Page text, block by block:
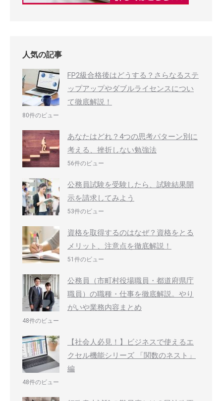
人気の記事
FP2級合格後はどうする？さらなるステ
ップアップやダブルライセンスについ
て徹底解説！
80件のビュー
あなたはどれ？4つの思考パターン別に
考える、挫折しない勉強法
56件のビュー
公務員試験を受験したら、試験結果開
示を請求してみよう
53件のビュー
資格を取得するのはなぜ？資格をとる
メリット、注意点を徹底解説！
51件のビュー
公務員（市町村役場職員・都道府県庁
職員）の職種・仕事を徹底解説。やり
がいや業務内容まとめ
48件のビュー
【社会人必見！】ビジネスで使えるエ
クセル機能シリーズ 「関数のネスト」
編
48件のビュー